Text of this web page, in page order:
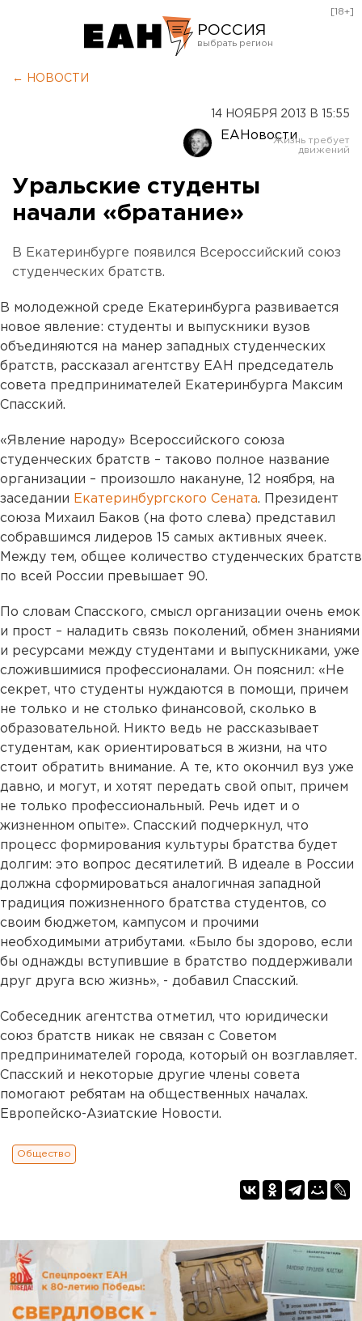
РОССИЯ
Оренбург
[18+]
← НОВОСТИ
14 НОЯБРЯ 2013 В 15:55
ЕАНовости
Уральские студенты
начали «братание»
В Екатеринбурге появился Всероссийский союз
студенческих братств.
В молодежной среде Екатеринбурга развивается
новое явление: студенты и выпускники вузов
объединяются на манер западных студенческих
братств, рассказал агентству ЕАН председатель
совета предпринимателей Екатеринбурга Максим
Спасский.
«Явление народу» Всероссийского союза
студенческих братств – таково полное название
организации – произошло накануне, 12 ноября, на
заседании Екатеринбургского Сената. Президент
союза Михаил Баков (на фото слева) представил
собравшимся лидеров 15 самых активных ячеек.
Между тем, общее количество студенческих братств
по всей России превышает 90.
По словам Спасского, смысл организации очень емок
и прост – наладить связь поколений, обмен знаниями
и ресурсами между студентами и выпускниками, уже
сложившимися профессионалами. Он пояснил: «Не
секрет, что студенты нуждаются в помощи, причем
не только и не столько финансовой, сколько в
образовательной. Никто ведь не рассказывает
студентам, как ориентироваться в жизни, на что
стоит обратить внимание. А те, кто окончил вуз уже
давно, и могут, и хотят передать свой опыт, причем
не только профессиональный. Речь идет и о
жизненном опыте». Спасский подчеркнул, что
процесс формирования культуры братства будет
долгим: это вопрос десятилетий. В идеале в России
должна сформироваться аналогичная западной
традиция пожизненного братства студентов, со
своим бюджетом, кампусом и прочими
необходимыми атрибутами. «Было бы здорово, если
бы однажды вступившие в братство поддерживали
друг друга всю жизнь», - добавил Спасский.
Собеседник агентства отметил, что юридически
союз братств никак не связан с Советом
предпринимателей города, который он возглавляет.
Спасский и некоторые другие члены совета
помогают ребятам на общественных началах.
Европейско-Азиатские Новости.
Общество